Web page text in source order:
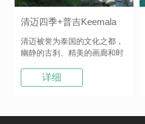
清迈四季+普吉Keemala
清迈被誉为泰国的文化之都，
幽静的古刹、精美的画廊和时
四季酒...详细